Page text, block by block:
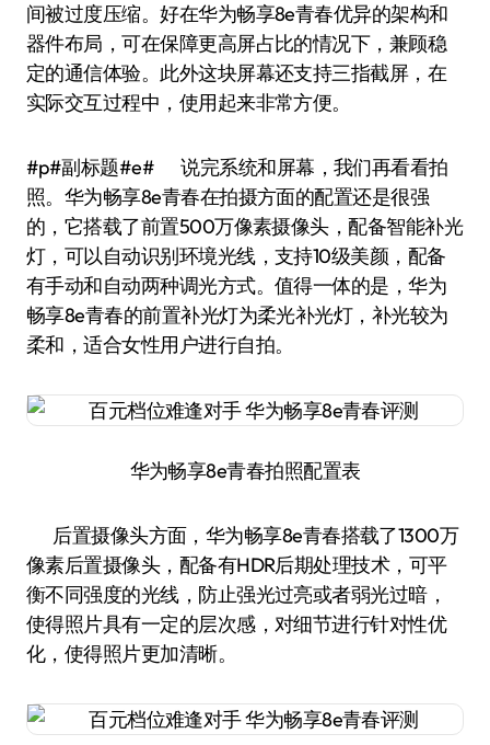
间被过度压缩。好在华为畅享8e青春优异的架构和
器件布局，可在保障更高屏占比的情况下，兼顾稳
定的通信体验。此外这块屏幕还支持三指截屏，在
实际交互过程中，使用起来非常方便。
#p#副标题#e# 说完系统和屏幕，我们再看看拍
照。华为畅享8e青春在拍摄方面的配置还是很强
的，它搭载了前置500万像素摄像头，配备智能补光
灯，可以自动识别环境光线，支持10级美颜，配备
有手动和自动两种调光方式。值得一体的是，华为
畅享8e青春的前置补光灯为柔光补光灯，补光较为
柔和，适合女性用户进行自拍。
华为畅享8e青春拍照配置表
后置摄像头方面，华为畅享8e青春搭载了1300万
像素后置摄像头，配备有HDR后期处理技术，可平
衡不同强度的光线，防止强光过亮或者弱光过暗，
使得照片具有一定的层次感，对细节进行针对性优
化，使得照片更加清晰。